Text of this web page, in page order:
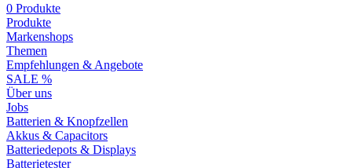
0 Produkte
Produkte
Markenshops
Themen
Empfehlungen & Angebote
SALE %
Über uns
Jobs
Batterien & Knopfzellen
Akkus & Capacitors
Batteriedepots & Displays
Batterietester